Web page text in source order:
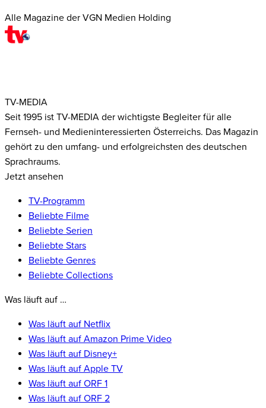
Alle Magazine der VGN Medien Holding
TV-MEDIA
Seit 1995 ist TV-MEDIA der wichtigste Begleiter für alle
Fernseh- und Medieninteressierten Österreichs. Das Magazin
gehört zu den umfang- und erfolgreichsten des deutschen
Sprachraums.
Jetzt ansehen
TV-Programm
Beliebte Filme
Beliebte Serien
Beliebte Stars
Beliebte Genres
Beliebte Collections
Was läuft auf …
Was läuft auf Netflix
Was läuft auf Amazon Prime Video
Was läuft auf Disney+
Was läuft auf Apple TV
Was läuft auf ORF 1
Was läuft auf ORF 2